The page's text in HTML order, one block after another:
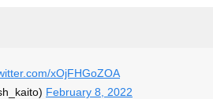
xOjFHGoZOA
February 8, 2022